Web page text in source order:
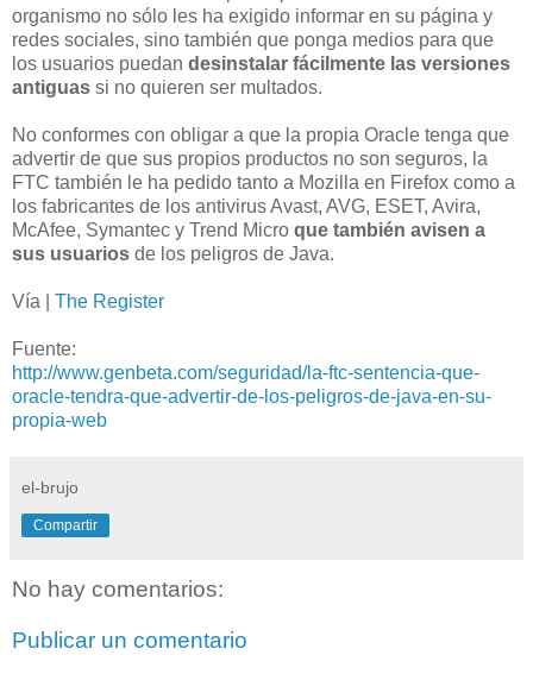
organismo no sólo les ha exigido informar en su página y
redes sociales, sino también que ponga medios para que
los usuarios puedan desinstalar fácilmente las versiones
antiguas si no quieren ser multados.
No conformes con obligar a que la propia Oracle tenga que
advertir de que sus propios productos no son seguros, la
FTC también le ha pedido tanto a Mozilla en Firefox como a
los fabricantes de los antivirus Avast, AVG, ESET, Avira,
McAfee, Symantec y Trend Micro que también avisen a
sus usuarios de los peligros de Java.
Vía | The Register
Fuente:
http://www.genbeta.com/seguridad/la-ftc-sentencia-que-
oracle-tendra-que-advertir-de-los-peligros-de-java-en-su-
propia-web
el-brujo
Compartir
No hay comentarios:
Publicar un comentario